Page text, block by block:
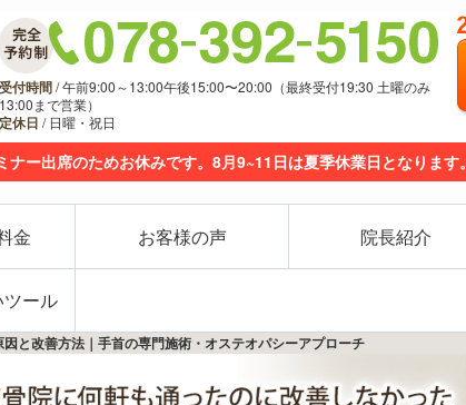
受付時間/ 午前9:00～13:00午後15:00〜20:00（最終受付19:30 土曜のみ
13:00まで営業）
定休日 / 日曜・祝日
ナー出席のためお休みです。8月9~11日は夏季休業日となります。
金 お客様の声 院長紹介
ール
因と改善方法｜手首の専門施術・オステオパシーアプローチ